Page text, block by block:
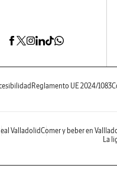
Reglamento UE 2024/1083
ValladolidComer y beber en
La